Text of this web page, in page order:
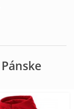
Pánske